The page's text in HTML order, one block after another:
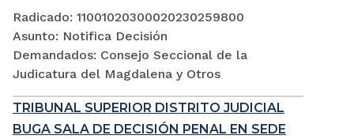
Radicado: 11001020300020230259800
Asunto: Notifica Decisión
Demandados: Consejo Seccional de la
Judicatura del Magdalena y Otros
TRIBUNAL SUPERIOR DISTRITO JUDICIAL
BUGA SALA DE DECISIÓN PENAL EN SEDE